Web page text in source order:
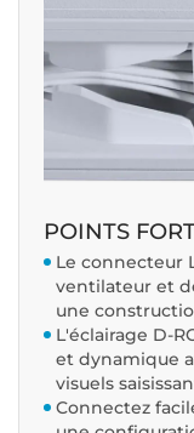
POINTS
Le connecteur
ventilateur et
une
L'éclairage D-
et dynamique
visuels
Connectez